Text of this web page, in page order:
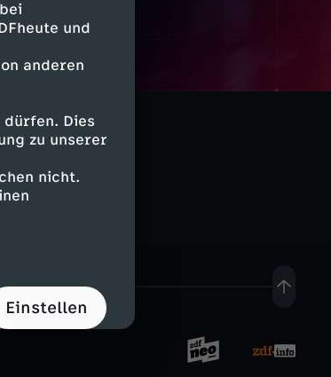
und
anderen
Dies
zu unserer
nicht.
Einstellen